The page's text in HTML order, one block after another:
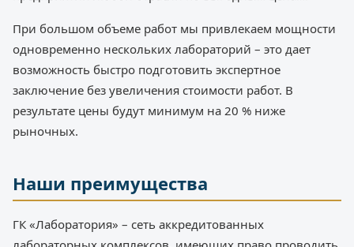
При большом объеме работ мы привлекаем мощности
одновременно нескольких лабораторий – это дает
возможность быстро подготовить экспертное
заключение без увеличения стоимости работ. В
результате цены будут минимум на 20 % ниже
рыночных.
Наши преимущества
ГК «Лаборатория» – сеть аккредитованных